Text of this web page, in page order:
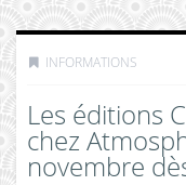
INFORMATIONS
Les éditions
chez
novembre